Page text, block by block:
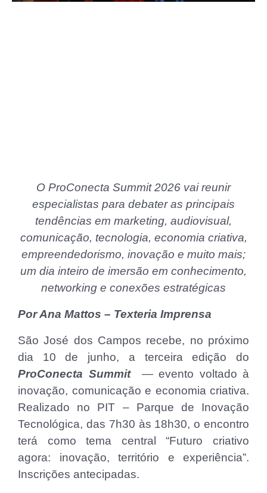
O ProConecta Summit 2026 vai reunir
especialistas para debater as principais
tendências em marketing, audiovisual,
comunicação, tecnologia, economia criativa,
empreendedorismo, inovação e muito mais;
um dia inteiro de imersão em conhecimento,
networking e conexões estratégicas
Por Ana Mattos – Texteria Imprensa
São José dos Campos recebe, no próximo
dia 10 de junho, a terceira edição do
ProConecta Summit
— evento voltado à
inovação, comunicação e economia criativa.
Realizado no PIT – Parque de Inovação
Tecnológica, das 7h30 às 18h30, o encontro
terá como tema central “Futuro criativo
agora: inovação, território e experiência”.
Inscrições antecipadas.